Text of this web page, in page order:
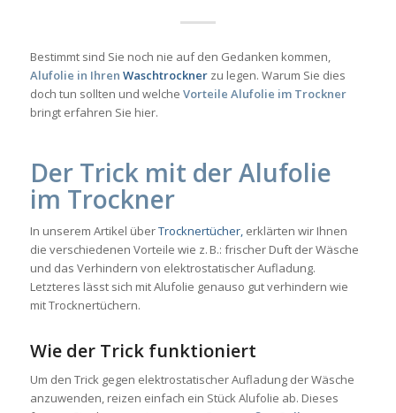
Bestimmt sind Sie noch nie auf den Gedanken kommen,
Alufolie in Ihren Waschtrocknerzu legen. Warum Sie dies
doch tun sollten und welche Vorteile Alufolie im Trockner
bringt erfahren Sie hier.
Der Trick mit der Alufolie
im Trockner
In unserem Artikel überTrocknertücher,erklärten wir Ihnen
die verschiedenen Vorteile wie z. B.: frischer Duft der Wäsche
und das Verhindern von elektrostatischer Aufladung.
Letzteres lässt sich mit Alufolie genauso gut verhindern wie
mit Trocknertüchern.
Wie der Trick funktioniert
Um den Trick gegen elektrostatischer Aufladung der Wäsche
anzuwenden, reizen einfach ein Stück Alufolie ab. Dieses